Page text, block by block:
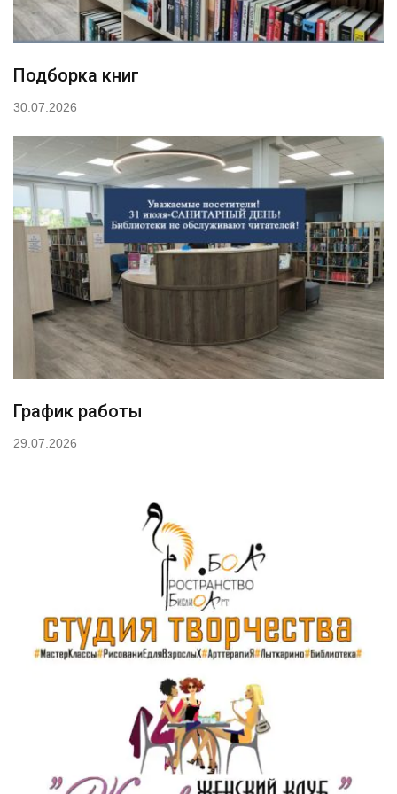
Подборка книг
30.07.2026
График работы
29.07.2026